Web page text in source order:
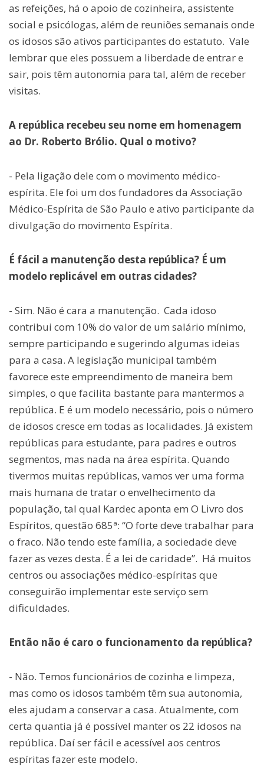
as refeições, há o apoio de cozinheira, assistente
social e psicólogas, além de reuniões semanais onde
os idosos são ativos participantes do estatuto. Vale
lembrar que eles possuem a liberdade de entrar e
sair, pois têm autonomia para tal, além de receber
visitas.
A república recebeu seu nome em homenagem
ao Dr. Roberto Brólio. Qual o motivo?
- Pela ligação dele com o movimento médico-
espírita. Ele foi um dos fundadores da Associação
Médico-Espírita de São Paulo e ativo participante da
divulgação do movimento Espírita.
É fácil a manutenção desta república? É um
modelo replicável em outras cidades?
- Sim. Não é cara a manutenção. Cada idoso
contribui com 10% do valor de um salário mínimo,
sempre participando e sugerindo algumas ideias
para a casa. A legislação municipal também
favorece este empreendimento de maneira bem
simples, o que facilita bastante para mantermos a
república. E é um modelo necessário, pois o número
de idosos cresce em todas as localidades. Já existem
repúblicas para estudante, para padres e outros
segmentos, mas nada na área espírita. Quando
tivermos muitas repúblicas, vamos ver uma forma
mais humana de tratar o envelhecimento da
população, tal qual Kardec aponta em O Livro dos
Espíritos, questão 685ª: “O forte deve trabalhar para
o fraco. Não tendo este família, a sociedade deve
fazer as vezes desta. É a lei de caridade”. Há muitos
centros ou associações médico-espíritas que
conseguirão implementar este serviço sem
dificuldades.
Então não é caro o funcionamento da república?
- Não. Temos funcionários de cozinha e limpeza,
mas como os idosos também têm sua autonomia,
eles ajudam a conservar a casa. Atualmente, com
certa quantia já é possível manter os 22 idosos na
república. Daí ser fácil e acessível aos centros
espíritas fazer este modelo.